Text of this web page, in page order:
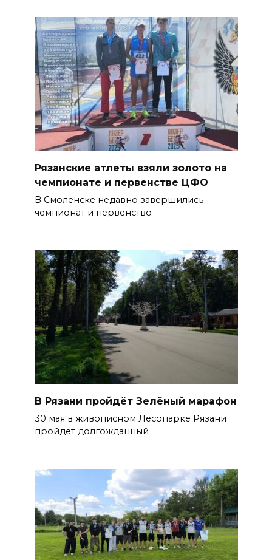
Рязанские атлеты взяли золото на
чемпионате и первенстве ЦФО
В Смоленске недавно завершились
чемпионат и первенство
В Рязани пройдёт Зелёный марафон
30 мая в живописном Лесопарке Рязани
пройдёт долгожданный